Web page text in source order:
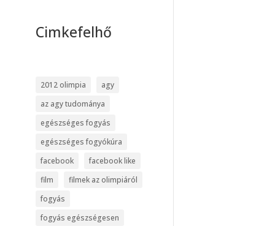
Cimkefelhő
2012 olimpia
agy
az agy tudománya
egészséges fogyás
egészséges fogyókúra
facebook
facebook like
film
filmek az olimpiáról
fogyás
fogyás egészségesen